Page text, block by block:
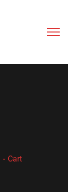
Cart